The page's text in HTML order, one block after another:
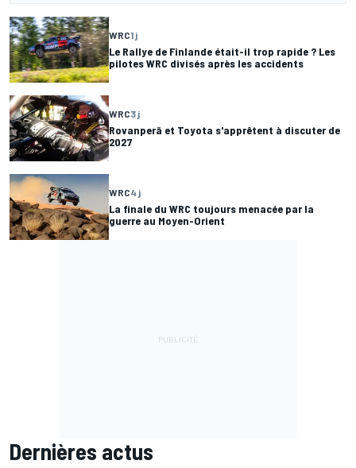
WRC1 j
Le Rallye de Finlande était-il trop rapide ? Les
pilotes WRC divisés après les accidents
WRC3 j
Rovanperä et Toyota s'apprêtent à discuter de
2027
WRC4 j
La finale du WRC toujours menacée par la
guerre au Moyen-Orient
Dernières actus